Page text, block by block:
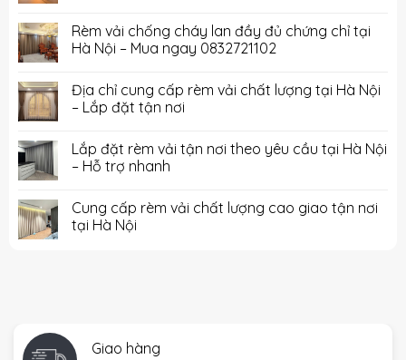
Rèm vải chống cháy lan đầy đủ chứng chỉ tại
Hà Nội – Mua ngay 0832721102
Địa chỉ cung cấp rèm vải chất lượng tại Hà Nội
– Lắp đặt tận nơi
Lắp đặt rèm vải tận nơi theo yêu cầu tại Hà Nội
– Hỗ trợ nhanh
Cung cấp rèm vải chất lượng cao giao tận nơi
tại Hà Nội
Giao hàng